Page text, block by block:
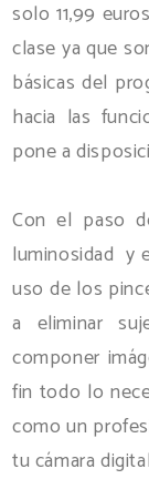
solo 11,99
clase ya que
básicas del
hacia las
pone a
Con el paso
luminosidad y
uso de los
a eliminar
componer
fin todo lo
como un
tu cámara